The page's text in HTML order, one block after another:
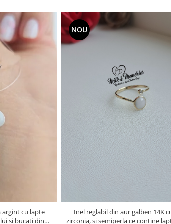
argint cu lapte
si bucati din
NOU
Inel reglabil din aur galben 14K
zirconia, si semiperla ce contine